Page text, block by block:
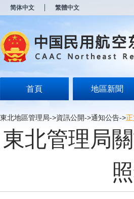
简体中文 繁體中文
首頁 地區新聞
東北地區管理局->資訊公開->通知公告->
東北管理局
开
无
障
说
按
Alt
加
波
浪